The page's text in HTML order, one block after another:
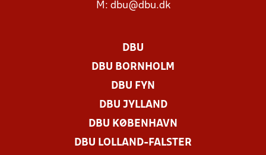
M: dbu@dbu.dk
DBU
DBU BORNHOLM
DBU FYN
DBU JYLLAND
DBU KØBENHAVN
DBU LOLLAND-FALSTER